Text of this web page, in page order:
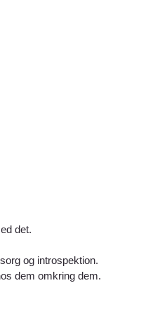
det.
og introspektion.
dem omkring dem.